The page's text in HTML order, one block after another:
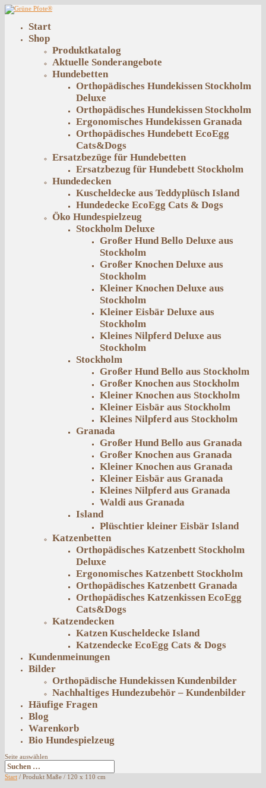
Start
Shop
Produktkatalog
Aktuelle Sonderangebote
Hundebetten
Orthopädisches Hundekissen Stockholm
Deluxe
Orthopädisches Hundekissen Stockholm
Ergonomisches Hundekissen Granada
Orthopädisches Hundebett EcoEgg
Cats&Dogs
Ersatzbezüge für Hundebetten
Ersatzbezug für Hundebett Stockholm
Hundedecken
Kuscheldecke aus Teddyplüsch Island
Hundedecke EcoEgg Cats & Dogs
Öko Hundespielzeug
Stockholm Deluxe
Großer Hund Bello Deluxe aus
Stockholm
Großer Knochen Deluxe aus
Stockholm
Kleiner Knochen Deluxe aus
Stockholm
Kleiner Eisbär Deluxe aus
Stockholm
Kleines Nilpferd Deluxe aus
Stockholm
Stockholm
Großer Hund Bello aus Stockholm
Großer Knochen aus Stockholm
Kleiner Knochen aus Stockholm
Kleiner Eisbär aus Stockholm
Kleines Nilpferd aus Stockholm
Granada
Großer Hund Bello aus Granada
Großer Knochen aus Granada
Kleiner Knochen aus Granada
Kleiner Eisbär aus Granada
Kleines Nilpferd aus Granada
Waldi aus Granada
Island
Plüschtier kleiner Eisbär Island
Katzenbetten
Orthopädisches Katzenbett Stockholm
Deluxe
Ergonomisches Katzenbett Stockholm
Orthopädisches Katzenbett Granada
Orthopädisches Katzenkissen EcoEgg
Cats&Dogs
Katzendecken
Katzen Kuscheldecke Island
Katzendecke EcoEgg Cats & Dogs
Kundenmeinungen
Bilder
Orthopädische Hundekissen Kundenbilder
Nachhaltiges Hundezubehör – Kundenbilder
Häufige Fragen
Blog
Warenkorb
Bio Hundespielzeug
Seite auswählen
Start / Produkt Maße / 120 x 110 cm